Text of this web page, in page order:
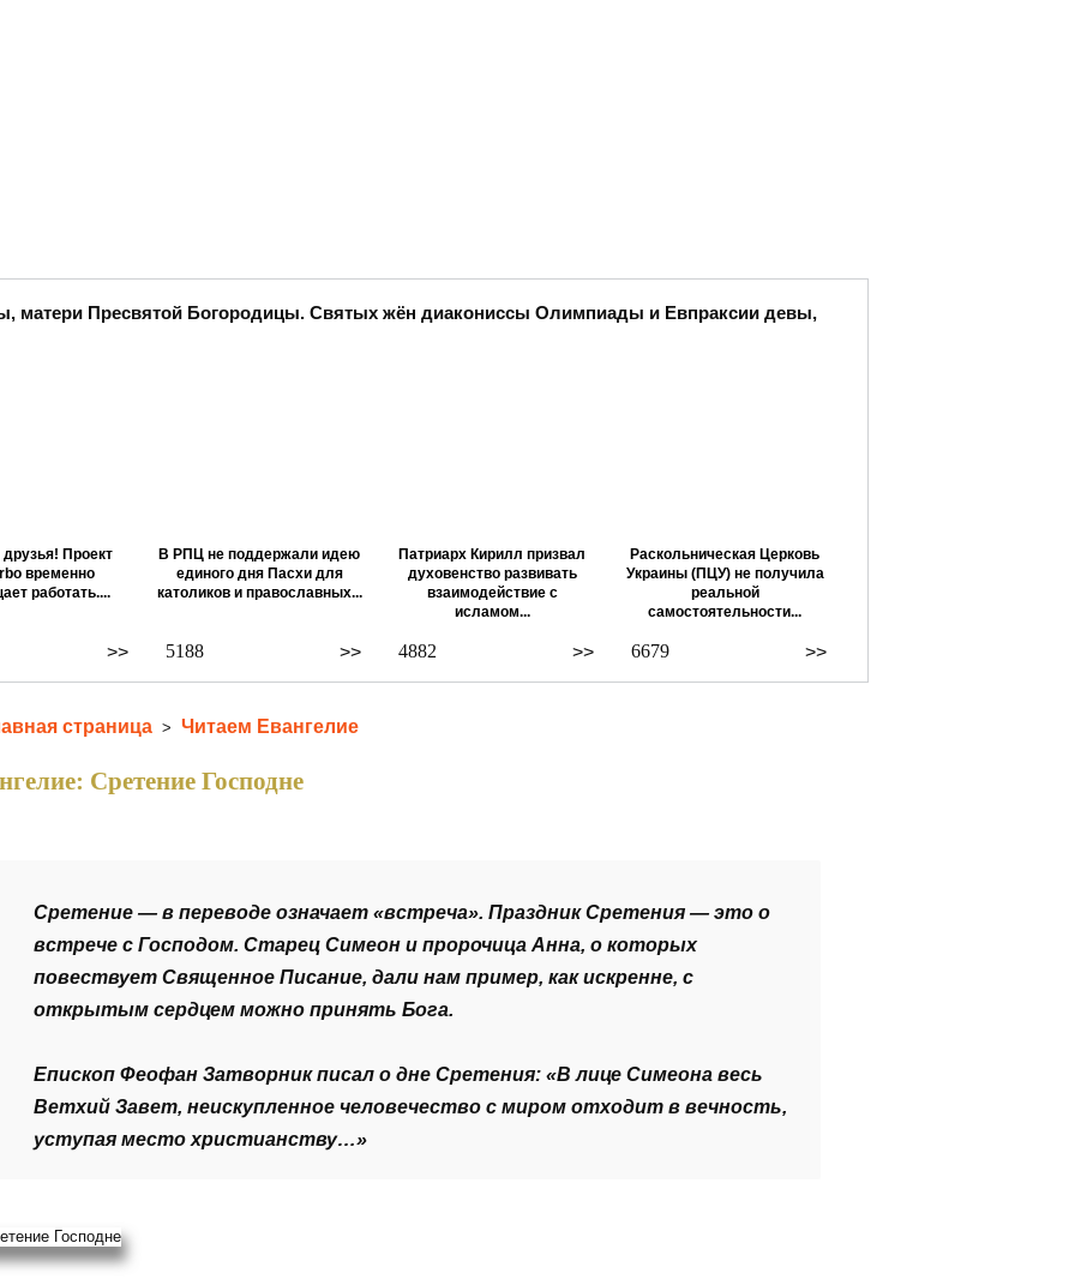
матери Пресвятой Богородицы. Святых жён диакониссы Олимпиады и Евпраксии девы,
друзья! Проект
временно
работать....
>>
В РПЦ не поддержали идею
единого дня Пасхи для
католиков и православных...
>>
5188
Патриарх Кирилл призвал
духовенство развивать
взаимодействие с
исламом...
>>
4882
Раскольническая Церковь
Украины (ПЦУ) не получила
реальной
самостоятельности...
>>
6679
страница > Читаем Евангелие
Сретение Господне
Сретение — в переводе означает «встреча». Праздник Сретения — это о
встрече с Господом. Старец Симеон и пророчица Анна, о которых
повествует Священное Писание, дали нам пример, как искренне, с
открытым сердцем можно принять Бога.
Епископ Феофан Затворник писал о дне Сретения: «В лице Симеона весь
Ветхий Завет, неискупленное человечество с миром отходит в вечность,
уступая место христианству…»